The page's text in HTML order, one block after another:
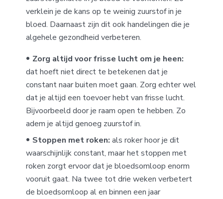
verklein je de kans op te weinig zuurstof in je
bloed. Daarnaast zijn dit ook handelingen die je
algehele gezondheid verbeteren.
Zorg altijd voor frisse lucht om je heen:
dat hoeft niet direct te betekenen dat je
constant naar buiten moet gaan. Zorg echter wel
dat je altijd een toevoer hebt van frisse lucht.
Bijvoorbeeld door je raam open te hebben. Zo
adem je altijd genoeg zuurstof in.
Stoppen met roken: als roker hoor je dit
waarschijnlijk constant, maar het stoppen met
roken zorgt ervoor dat je bloedsomloop enorm
vooruit gaat. Na twee tot drie weken verbetert
de bloedsomloop al en binnen een jaar